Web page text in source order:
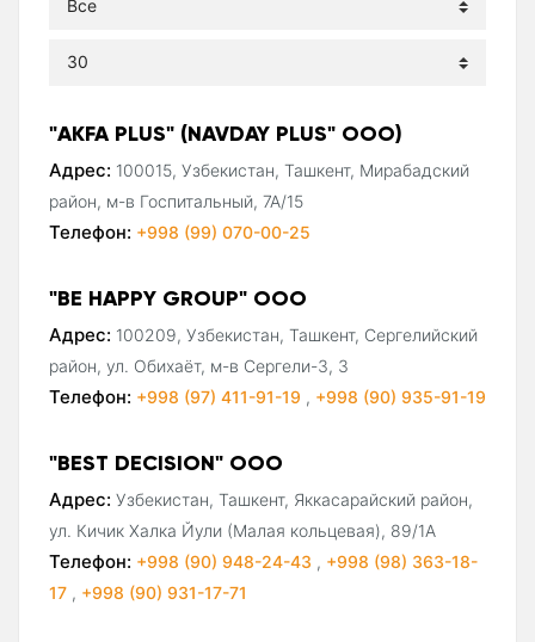
"AKFA PLUS" (NAVDAY PLUS" ООО)
Адрес: 100015, Узбекистан, Ташкент, Мирабадский
район, м-в Госпитальный, 7А/15
Телефон: +998 (99) 070-00-25
"BE HAPPY GROUP" ООО
Адрес: 100209, Узбекистан, Ташкент, Сергелийский
район, ул. Обихаёт, м-в Сергели-3, 3
Телефон: +998 (97) 411-91-19 , +998 (90) 935-91-19
"BEST DECISION" ООО
Адрес: Узбекистан, Ташкент, Яккасарайский район,
ул. Кичик Халка Йули (Малая кольцевая), 89/1А
Телефон: +998 (90) 948-24-43 , +998 (98) 363-18-
17 , +998 (90) 931-17-71